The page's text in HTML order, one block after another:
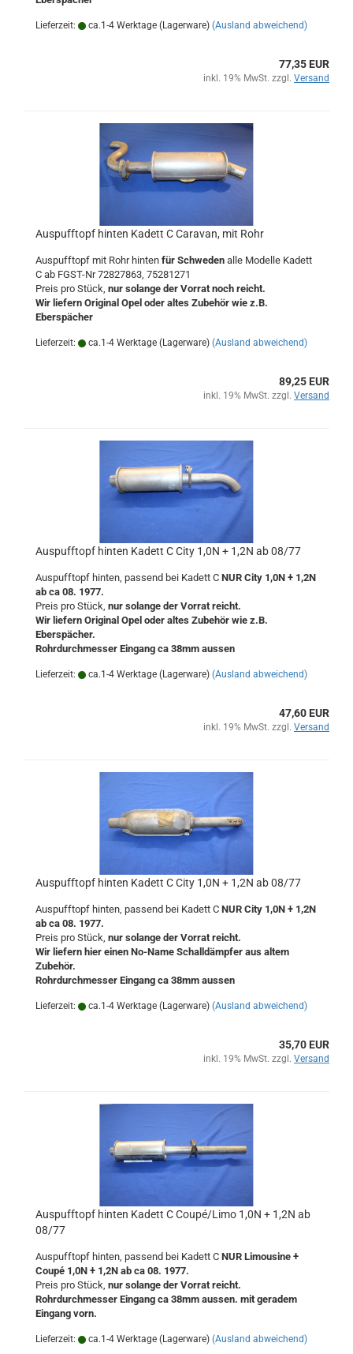
Lieferzeit: ca.1-4 Werktage (Lagerware) (Ausland abweichend)
77,35 EUR
inkl. 19% MwSt. zzgl. Versand
Auspufftopf hinten Kadett C Caravan, mit Rohr
Auspufftopf mit Rohr hinten für Schweden alle Modelle Kadett
C ab FGST-Nr 72827863, 75281271
Preis pro Stück, nur solange der Vorrat noch reicht.
Wir liefern Original Opel oder altes Zubehör wie z.B.
Eberspächer
Lieferzeit: ca.1-4 Werktage (Lagerware) (Ausland abweichend)
89,25 EUR
inkl. 19% MwSt. zzgl. Versand
Auspufftopf hinten Kadett C City 1,0N + 1,2N ab 08/77
Auspufftopf hinten, passend bei Kadett C NUR City 1,0N + 1,2N
ab ca 08. 1977.
Preis pro Stück, nur solange der Vorrat reicht.
Wir liefern Original Opel oder altes Zubehör wie z.B.
Eberspächer.
Rohrdurchmesser Eingang ca 38mm aussen
Lieferzeit: ca.1-4 Werktage (Lagerware) (Ausland abweichend)
47,60 EUR
inkl. 19% MwSt. zzgl. Versand
Auspufftopf hinten Kadett C City 1,0N + 1,2N ab 08/77
Auspufftopf hinten, passend bei Kadett C NUR City 1,0N + 1,2N
ab ca 08. 1977.
Preis pro Stück, nur solange der Vorrat reicht.
Wir liefern hier einen No-Name Schalldämpfer aus altem
Zubehör.
Rohrdurchmesser Eingang ca 38mm aussen
Lieferzeit: ca.1-4 Werktage (Lagerware) (Ausland abweichend)
35,70 EUR
inkl. 19% MwSt. zzgl. Versand
Auspufftopf hinten Kadett C Coupé/Limo 1,0N + 1,2N ab
08/77
Auspufftopf hinten, passend bei Kadett C NUR Limousine +
Coupé 1,0N + 1,2N ab ca 08. 1977.
Preis pro Stück, nur solange der Vorrat reicht.
Rohrdurchmesser Eingang ca 38mm aussen. mit geradem
Eingang vorn.
Lieferzeit: ca.1-4 Werktage (Lagerware) (Ausland abweichend)